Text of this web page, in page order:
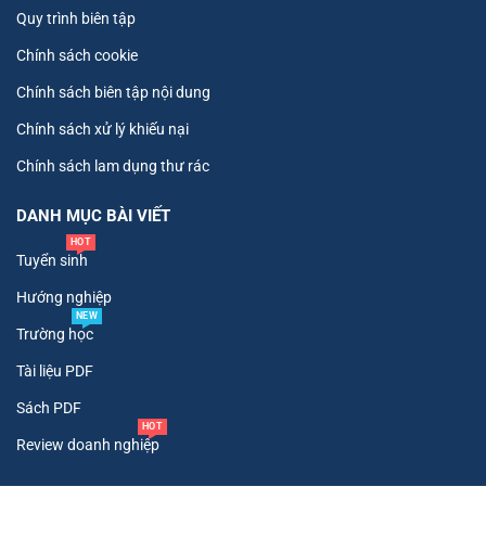
Quy trình biên tập
Chính sách cookie
Chính sách biên tập nội dung
Chính sách xử lý khiếu nại
Chính sách lam dụng thư rác
DANH MỤC BÀI VIẾT
Tuyển sinh
HOT
Hướng nghiệp
Trường học
NEW
Tài liệu PDF
Sách PDF
Review doanh nghiệp
HOT